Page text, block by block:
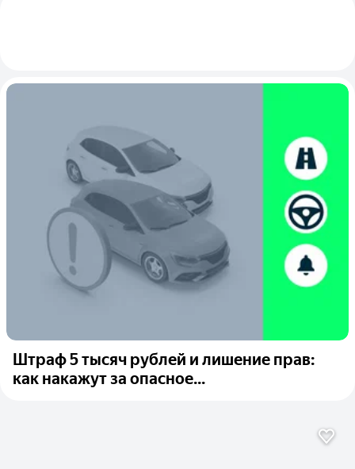
Штраф 5 тысяч рублей и лишение прав:
как накажут за опасное...